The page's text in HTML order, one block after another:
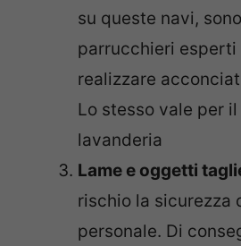
su queste navi,
parrucchieri esperti
realizzare
Lo stesso vale per
lavanderia
Lame e oggetti
rischio la sicurezza
personale. Di